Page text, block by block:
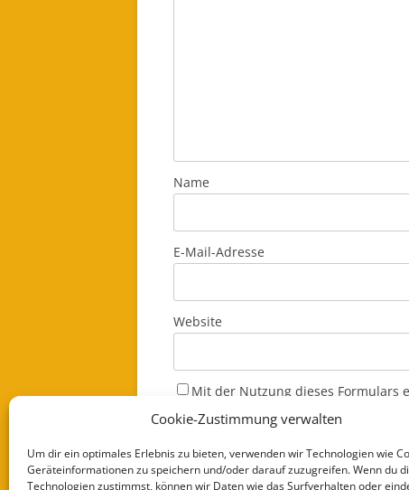
Cookie-Zustimmung verwalten
Um dir ein optimales Erlebnis zu bieten, verwenden wir Technologien wie
Geräteinformationen zu speichern und/oder darauf zuzugreifen. Wenn du
Technologien zustimmst, können wir Daten wie das Surfverhalten oder
Name
E-Mail-Adresse
Website
Mit der Nutzung dieses Formulars
einverstanden. Genaue